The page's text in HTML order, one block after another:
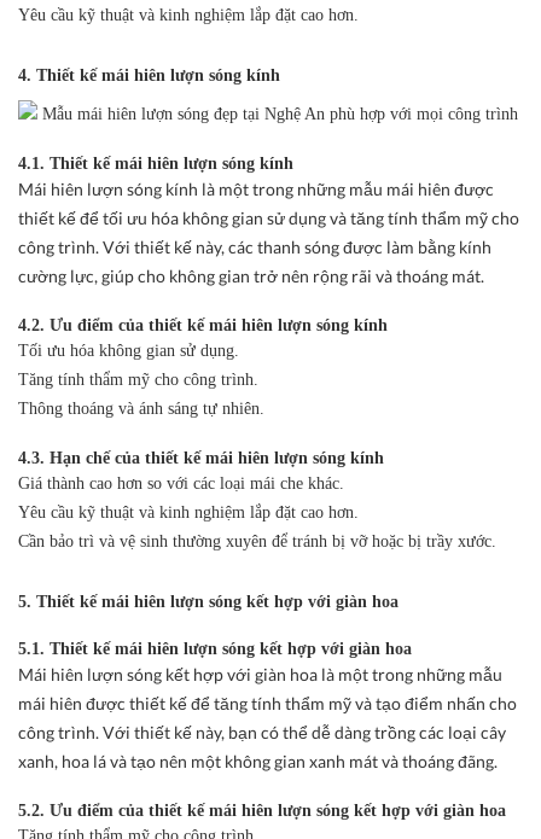
Yêu cầu kỹ thuật và kinh nghiệm lắp đặt cao hơn.
4. Thiết kế mái hiên lượn sóng kính
4.1. Thiết kế mái hiên lượn sóng kính
Mái hiên lượn sóng kính là một trong những mẫu mái hiên được
thiết kế để tối ưu hóa không gian sử dụng và tăng tính thẩm mỹ cho
công trình. Với thiết kế này, các thanh sóng được làm bằng kính
cường lực, giúp cho không gian trở nên rộng rãi và thoáng mát.
4.2. Ưu điểm của thiết kế mái hiên lượn sóng kính
Tối ưu hóa không gian sử dụng.
Tăng tính thẩm mỹ cho công trình.
Thông thoáng và ánh sáng tự nhiên.
4.3. Hạn chế của thiết kế mái hiên lượn sóng kính
Giá thành cao hơn so với các loại mái che khác.
Yêu cầu kỹ thuật và kinh nghiệm lắp đặt cao hơn.
Cần bảo trì và vệ sinh thường xuyên để tránh bị vỡ hoặc bị trầy xước.
5. Thiết kế mái hiên lượn sóng kết hợp với giàn hoa
5.1. Thiết kế mái hiên lượn sóng kết hợp với giàn hoa
Mái hiên lượn sóng kết hợp với giàn hoa là một trong những mẫu
mái hiên được thiết kế để tăng tính thẩm mỹ và tạo điểm nhấn cho
công trình. Với thiết kế này, bạn có thể dễ dàng trồng các loại cây
xanh, hoa lá và tạo nên một không gian xanh mát và thoáng đãng.
5.2. Ưu điểm của thiết kế mái hiên lượn sóng kết hợp với giàn hoa